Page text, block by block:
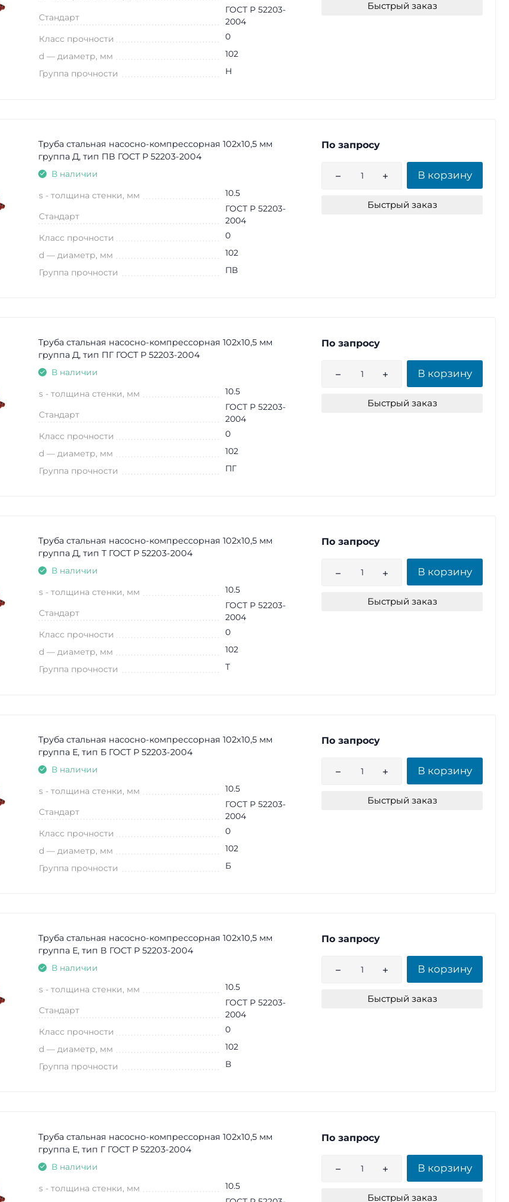
Стандарт
ГОСТ Р 52203-
2004
Класс прочности 0
d — диаметр, мм 102
Группа прочности Н
Быстрый заказ
Труба стальная насосно-компрессорная 102х10,5 мм
группа Д, тип ПВ ГОСТ Р 52203-2004
В наличии
s - толщина стенки, мм 10.5
Стандарт
ГОСТ Р 52203-
2004
Класс прочности 0
d — диаметр, мм 102
Группа прочности ПВ
По запросу
В корзину
Быстрый заказ
Труба стальная насосно-компрессорная 102х10,5 мм
группа Д, тип ПГ ГОСТ Р 52203-2004
В наличии
s - толщина стенки, мм 10.5
Стандарт
ГОСТ Р 52203-
2004
Класс прочности 0
d — диаметр, мм 102
Группа прочности ПГ
По запросу
В корзину
Быстрый заказ
Труба стальная насосно-компрессорная 102х10,5 мм
группа Д, тип Т ГОСТ Р 52203-2004
В наличии
s - толщина стенки, мм 10.5
Стандарт
ГОСТ Р 52203-
2004
Класс прочности 0
d — диаметр, мм 102
Группа прочности Т
По запросу
В корзину
Быстрый заказ
Труба стальная насосно-компрессорная 102х10,5 мм
группа Е, тип Б ГОСТ Р 52203-2004
В наличии
s - толщина стенки, мм 10.5
Стандарт
ГОСТ Р 52203-
2004
Класс прочности 0
d — диаметр, мм 102
Группа прочности Б
По запросу
В корзину
Быстрый заказ
Труба стальная насосно-компрессорная 102х10,5 мм
группа Е, тип В ГОСТ Р 52203-2004
В наличии
s - толщина стенки, мм 10.5
Стандарт
ГОСТ Р 52203-
2004
Класс прочности 0
d — диаметр, мм 102
Группа прочности В
По запросу
В корзину
Быстрый заказ
Труба стальная насосно-компрессорная 102х10,5 мм
группа Е, тип Г ГОСТ Р 52203-2004
В наличии
s - толщина стенки, мм
10.5
По запросу
В корзину
Быстрый заказ